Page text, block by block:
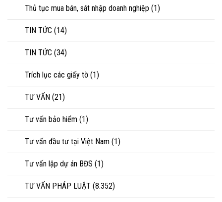
Thủ tục mua bán, sát nhập doanh nghiệp (1)
TIN TỨC (14)
TIN TỨC (34)
Trích lục các giấy tờ (1)
TƯ VẤN (21)
Tư vấn bảo hiểm (1)
Tư vấn đầu tư tại Việt Nam (1)
Tư vấn lập dự án BĐS (1)
TƯ VẤN PHÁP LUẬT (8.352)